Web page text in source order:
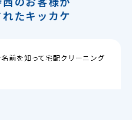
たキッカケ
前を知って宅配クリーニング